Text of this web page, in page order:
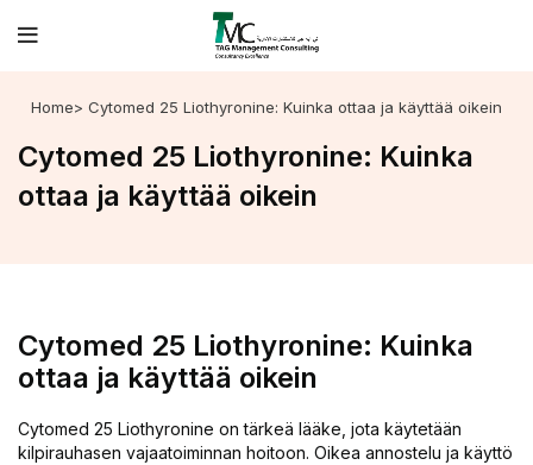
Home> Cytomed 25 Liothyronine: Kuinka ottaa ja käyttää oikein
Cytomed 25 Liothyronine: Kuinka
ottaa ja käyttää oikein
Cytomed 25 Liothyronine: Kuinka
ottaa ja käyttää oikein
Cytomed 25 Liothyronine on tärkeä lääke, jota käytetään
kilpirauhasen vajaatoiminnan hoitoon. Oikea annostelu ja käyttö